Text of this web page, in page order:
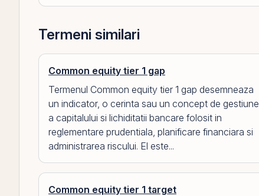
Termeni similari
Common equity tier 1 gap
Termenul Common equity tier 1 gap desemneaza
un indicator, o cerinta sau un concept de gestiune
a capitalului si lichiditatii bancare folosit in
reglementare prudentiala, planificare financiara si
administrarea riscului. El este...
Common equity tier 1 target